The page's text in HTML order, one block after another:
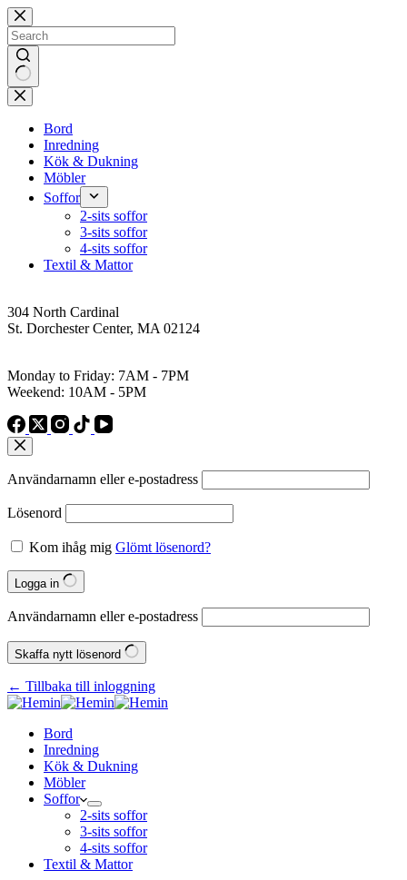
Skip
to
content
No
results
Bord
Inredning
Kök & Dukning
Möbler
Soffor
2-sits soffor
3-sits soffor
4-sits soffor
Textil & Mattor
304 North Cardinal
St. Dorchester Center, MA 02124
Monday to Friday: 7AM - 7PM
Weekend: 10AM - 5PM
Användarnamn eller e‑postadress
Lösenord
Kom ihåg mig Glömt lösenord?
Logga in
Användarnamn eller e‑postadress
Skaffa nytt lösenord
← Tillbaka till inloggning
Bord
Inredning
Kök & Dukning
Möbler
Soffor
2-sits soffor
3-sits soffor
4-sits soffor
Textil & Mattor